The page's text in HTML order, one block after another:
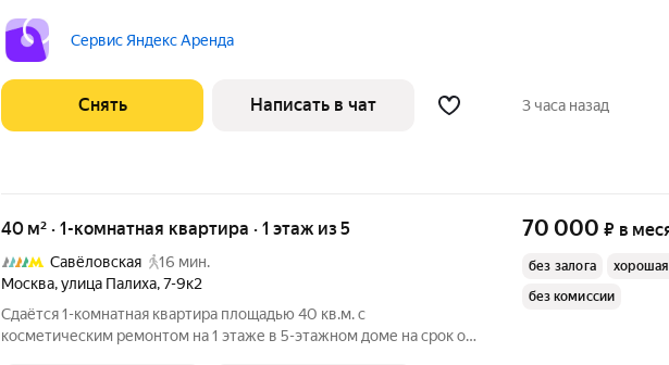
Стиральная машина Холодильник Кондиционер Пылесос Дом -
кирпичный, окна выходят
Сервис Яндекс Аренда
Снять Написать в чат 3 часа назад
40 м² · 1-комнатная квартира · 1 этаж из 5
Савёловская
16 мин.
Москва,улица Палиха,7-9к2
Сдаётся 1-комнатная квартира площадью 40 кв.м. с
косметическим ремонтом на 1 этаже в 5-этажном доме на срок от
70 000 ₽ в
без залога
без комиссии